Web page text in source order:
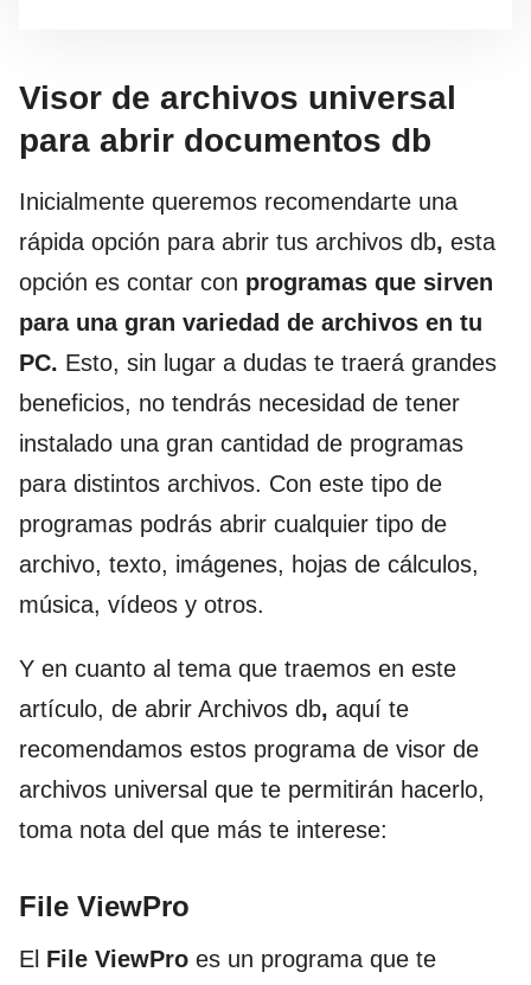
Visor de archivos universal
para abrir documentos db
Inicialmente queremos recomendarte una
rápida opción para abrir tus archivos db, esta
opción es contar con programas que sirven
para una gran variedad de archivos en tu
PC. Esto, sin lugar a dudas te traerá grandes
beneficios, no tendrás necesidad de tener
instalado una gran cantidad de programas
para distintos archivos. Con este tipo de
programas podrás abrir cualquier tipo de
archivo, texto, imágenes, hojas de cálculos,
música, vídeos y otros.
Y en cuanto al tema que traemos en este
artículo, de abrir Archivos db, aquí te
recomendamos estos programa de visor de
archivos universal que te permitirán hacerlo,
toma nota del que más te interese:
File ViewPro
El File ViewPro es un programa que te